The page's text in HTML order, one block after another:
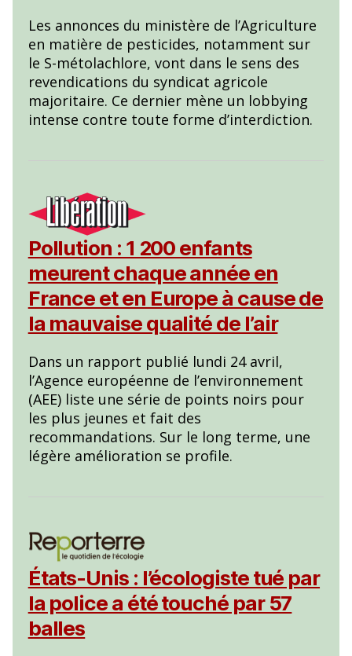
Les annonces du ministère de l’Agriculture
en matière de pesticides, notamment sur
le S-métolachlore, vont dans le sens des
revendications du syndicat agricole
majoritaire. Ce dernier mène un lobbying
intense contre toute forme d’interdiction.
Pollution : 1 200 enfants
meurent chaque année en
France et en Europe à cause de
la mauvaise qualité de l’air
Dans un rapport publié lundi 24 avril,
l’Agence européenne de l’environnement
(AEE) liste une série de points noirs pour
les plus jeunes et fait des
recommandations. Sur le long terme, une
légère amélioration se profile.
États-Unis : l’écologiste tué par
la police a été touché par 57
balles